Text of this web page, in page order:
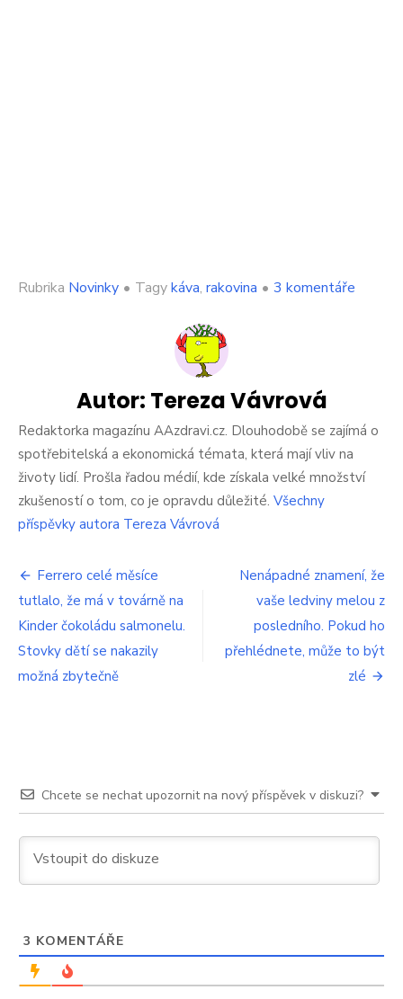
Rubrika Novinky • Tagykáva, rakovina • 3 komentáře
to
i
řekli,
kolik
je
ho
třeba
vypít
za
Autor: Tereza Vávrová
Redaktorka magazínu AAzdravi.cz. Dlouhodobě se zajímá o
spotřebitelská a ekonomická témata, která mají vliv na
životy lidí. Prošla řadou médií, kde získala velké množství
zkušeností o tom, co je opravdu důležité. Všechny
příspěvky autora Tereza Vávrová
Navigace
pro
příspěvek
Ferrero celé měsíce
tutlalo, že má v továrně na
Kinder čokoládu salmonelu.
Stovky dětí se nakazily
možná zbytečně
Nenápadné znamení, že
vaše ledviny melou z
posledního. Pokud ho
přehlédnete, může to být
zlé
Chcete se nechat upozornit na nový příspěvek v diskuzi?
3 KOMENTÁŘE